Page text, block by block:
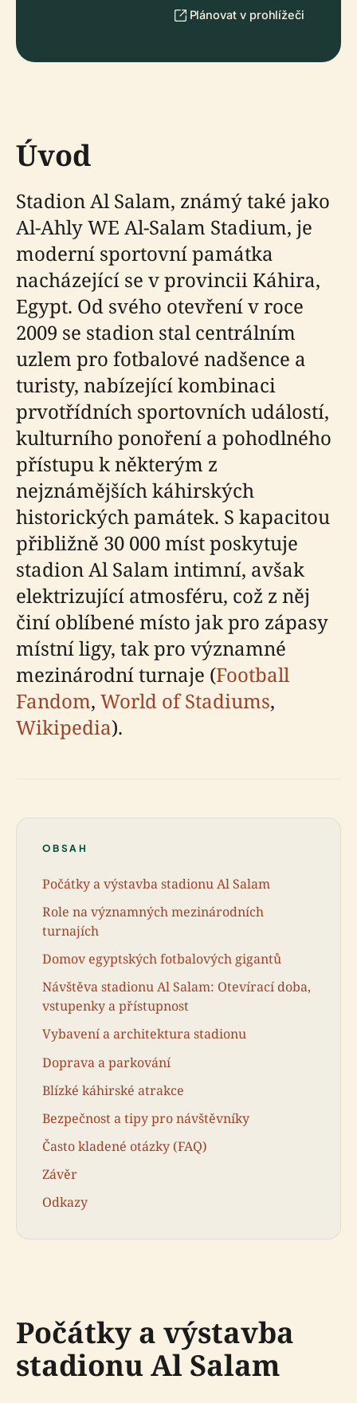
Plánovat v prohlížeči
Úvod
Stadion Al Salam, známý také jako
Al-Ahly WE Al-Salam Stadium, je
moderní sportovní památka
nacházející se v provincii Káhira,
Egypt. Od svého otevření v roce
2009 se stadion stal centrálním
uzlem pro fotbalové nadšence a
turisty, nabízející kombinaci
prvotřídních sportovních událostí,
kulturního ponoření a pohodlného
přístupu k některým z
nejznámějších káhirských
historických památek. S kapacitou
přibližně 30 000 míst poskytuje
stadion Al Salam intimní, avšak
elektrizující atmosféru, což z něj
činí oblíbené místo jak pro zápasy
místní ligy, tak pro významné
mezinárodní turnaje (Football
Fandom, World of Stadiums,
Wikipedia).
OBSAH
Počátky a výstavba stadionu Al Salam
Role na významných mezinárodních
turnajích
Domov egyptských fotbalových gigantů
Návštěva stadionu Al Salam: Otevírací doba,
vstupenky a přístupnost
Vybavení a architektura stadionu
Doprava a parkování
Blízké káhirské atrakce
Bezpečnost a tipy pro návštěvníky
Často kladené otázky (FAQ)
Závěr
Odkazy
Počátky a výstavba
stadionu Al Salam